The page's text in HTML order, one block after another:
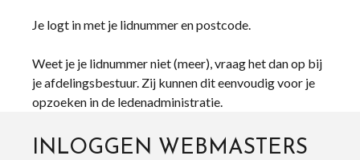
Je logt in met je lidnummer en postcode.
Weet je je lidnummer niet (meer), vraag het dan op bij
je afdelingsbestuur. Zij kunnen dit eenvoudig voor je
opzoeken in de ledenadministratie.
INLOGGEN WEBMASTERS